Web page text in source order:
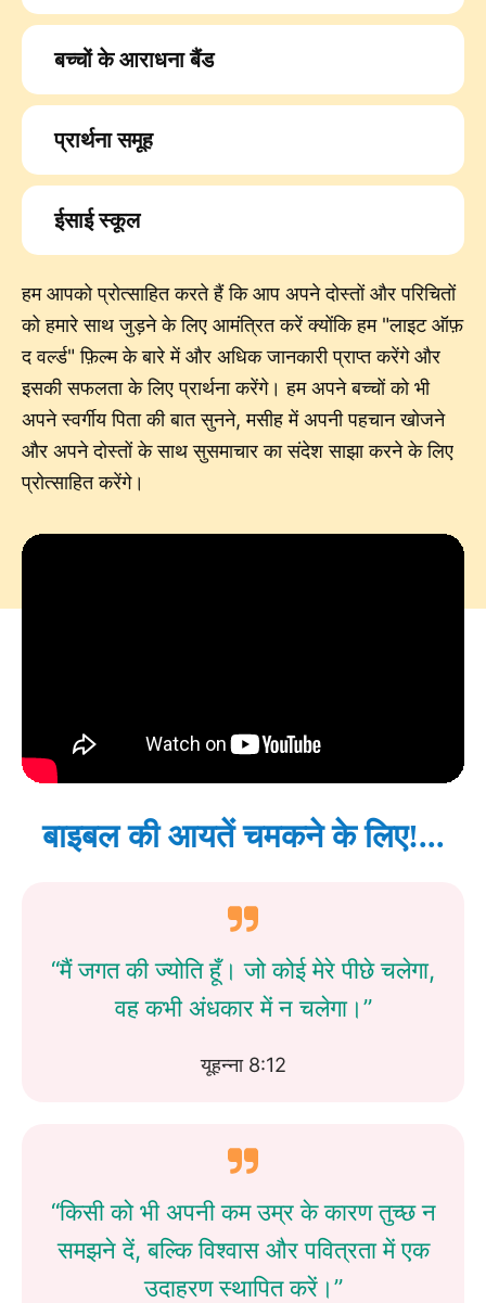
बच्चों के आराधना बैंड
प्रार्थना समूह
ईसाई स्कूल
हम आपको प्रोत्साहित करते हैं कि आप अपने दोस्तों और परिचितों
को हमारे साथ जुड़ने के लिए आमंत्रित करें क्योंकि हम "लाइट ऑफ़
द वर्ल्ड" फ़िल्म के बारे में और अधिक जानकारी प्राप्त करेंगे और
इसकी सफलता के लिए प्रार्थना करेंगे। हम अपने बच्चों को भी
अपने स्वर्गीय पिता की बात सुनने, मसीह में अपनी पहचान खोजने
और अपने दोस्तों के साथ सुसमाचार का संदेश साझा करने के लिए
प्रोत्साहित करेंगे।
बाइबल की आयतें चमकने के लिए!...
“मैं जगत की ज्योति हूँ। जो कोई मेरे पीछे चलेगा,
वह कभी अंधकार में न चलेगा।”
यूहन्ना 8:12
“किसी को भी अपनी कम उम्र के कारण तुच्छ न
समझने दें, बल्कि विश्वास और पवित्रता में एक
उदाहरण स्थापित करें।”